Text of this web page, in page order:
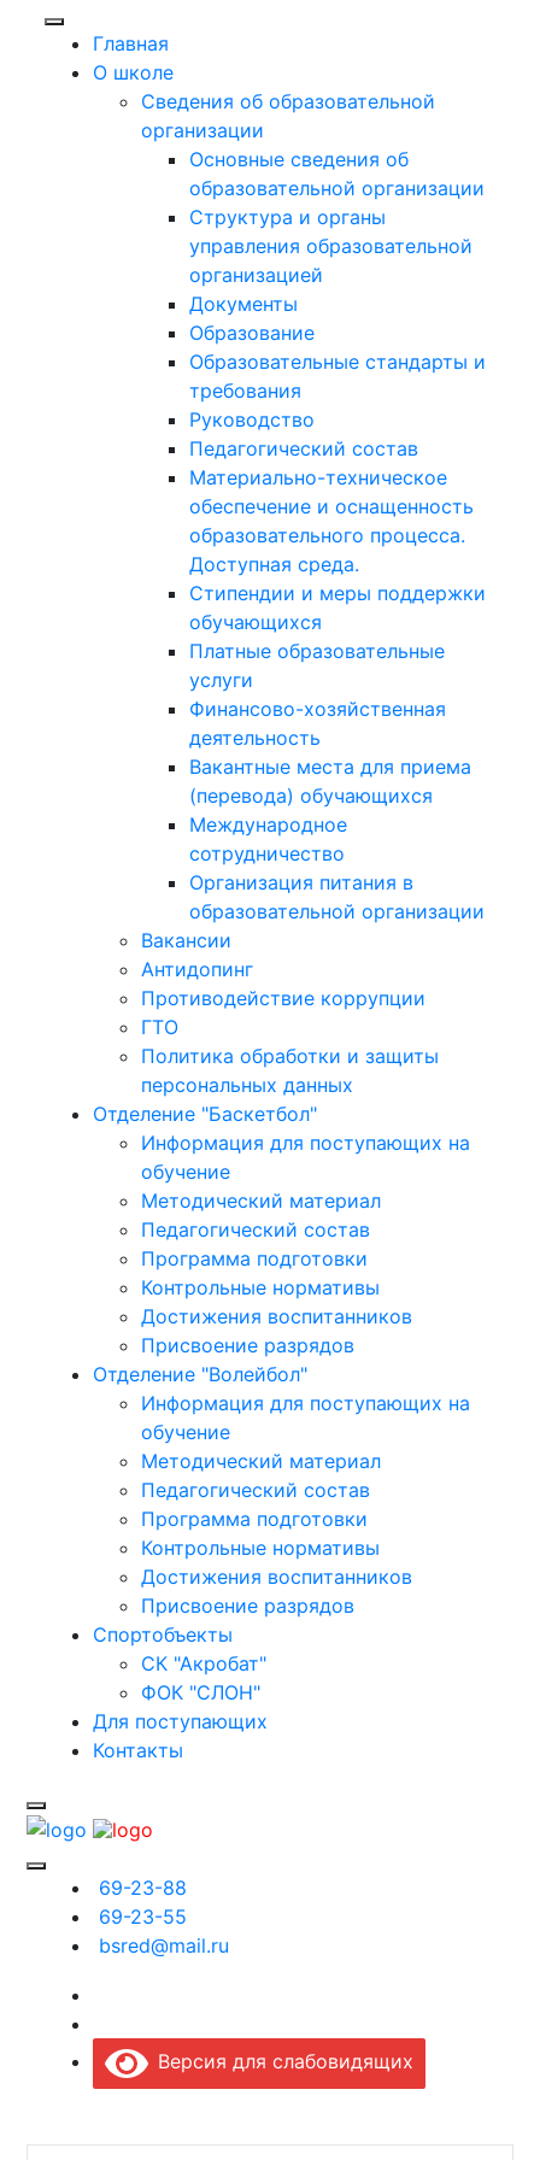
Главная
О школе
Сведения об образовательной
организации
Основные сведения об
образовательной организации
Структура и органы
управления образовательной
организацией
Документы
Образование
Образовательные стандарты и
требования
Руководство
Педагогический состав
Материально-техническое
обеспечение и оснащенность
образовательного процесса.
Доступная среда.
Стипендии и меры поддержки
обучающихся
Платные образовательные
услуги
Финансово-хозяйственная
деятельность
Вакантные места для приема
(перевода) обучающихся
Международное
сотрудничество
Организация питания в
образовательной организации
Вакансии
Антидопинг
Противодействие коррупции
ГТО
Политика обработки и защиты
персональных данных
Отделение "Баскетбол"
Информация для поступающих на
обучение
Методический материал
Педагогический состав
Программа подготовки
Контрольные нормативы
Достижения воспитанников
Присвоение разрядов
Отделение "Волейбол"
Информация для поступающих на
обучение
Методический материал
Педагогический состав
Программа подготовки
Контрольные нормативы
Достижения воспитанников
Присвоение разрядов
Спортобъекты
СК "Акробат"
ФОК "СЛОН"
Для поступающих
Контакты
69-23-88
69-23-55
bsred@mail.ru
Версия для слабовидящих